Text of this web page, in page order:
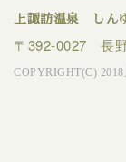
上諏訪温泉 しん
〒392-0027 長
COPYRIGHT(C)